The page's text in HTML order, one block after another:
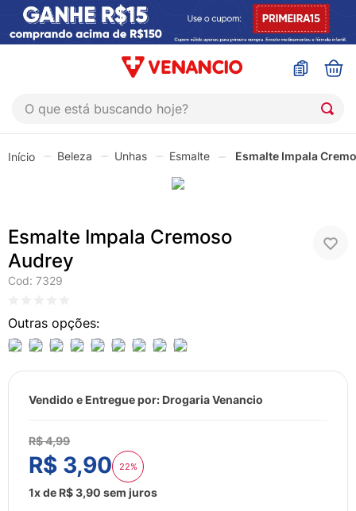
O que está buscando hoje?
Beleza Unhas Esmalte Esmalte Impala
Esmalte Impala Cremoso
Audrey
Cod: 7329
Vendido e Entregue por: Drogaria Venancio
R$4,99
R$ 3,90 22%
1x de R$3,90 sem juros
coristina
4º
admuc